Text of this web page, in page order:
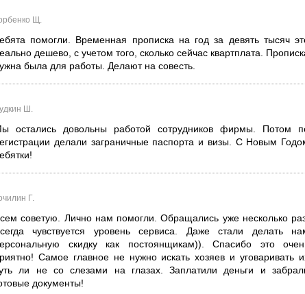
Щ.
помогли. Временная прописка на год за девять тысяч
дешево, с учетом того, сколько сейчас квартплата.
была для работы. Делают на совесть.
Ш.
остались довольны работой сотрудников фирмы. Потом
делали заграничные паспорта и визы. С Новым
Г.
советую. Лично нам помогли. Обращались уже несколько
чувствуется уровень сервиса. Даже стали делать
скидку как постоянщикам)). Спасибо это
Самое главное не нужно искать хозяев и уговаривать
ли не со слезами на глазах. Заплатили деньги и
документы!